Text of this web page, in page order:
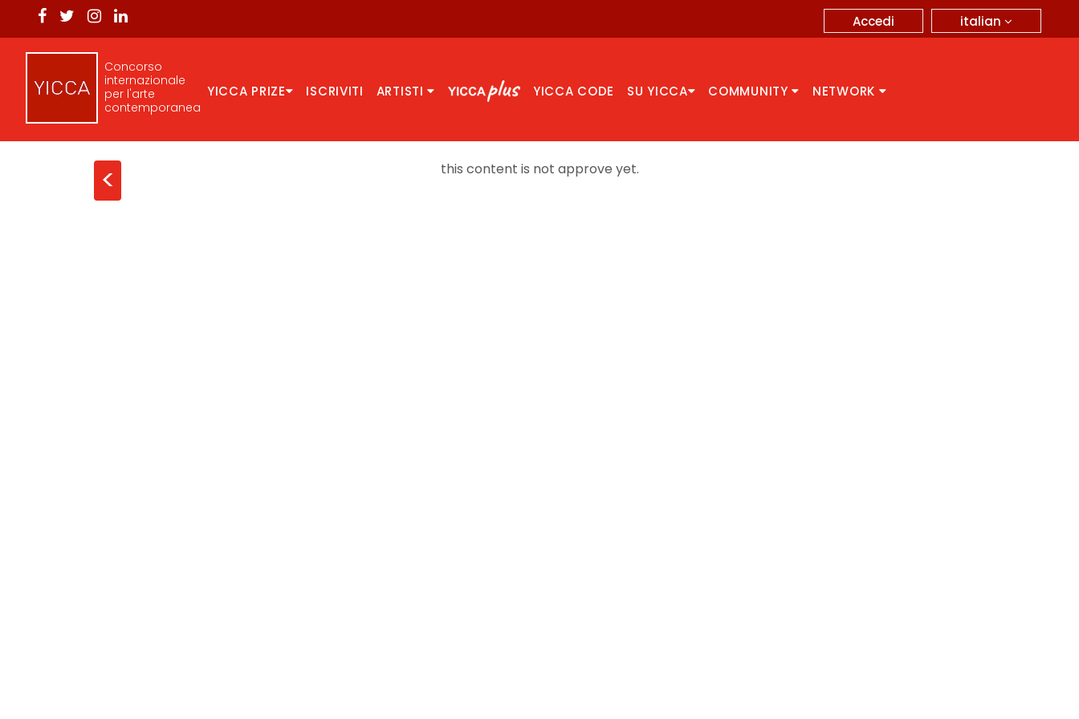
italian
Accedi
Concorso
internazionale
per l'arte
contemporanea
YICCA PRIZE ISCRIVITI ARTISTI YICCA CODE SU YICCA COMMUNITY NETWORK
< this content is not approve yet.